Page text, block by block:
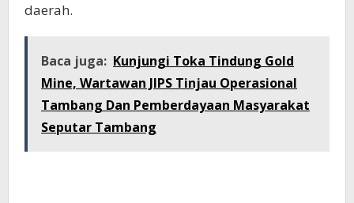
daerah.
Baca juga: Kunjungi Toka Tindung Gold
Mine, Wartawan JIPS Tinjau Operasional
Tambang Dan Pemberdayaan Masyarakat
Seputar Tambang